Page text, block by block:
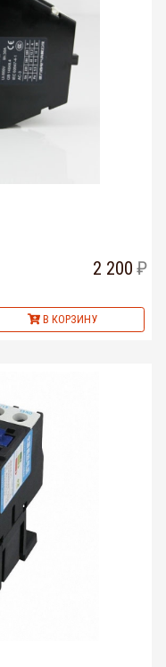
2 200
В КОРЗИНУ